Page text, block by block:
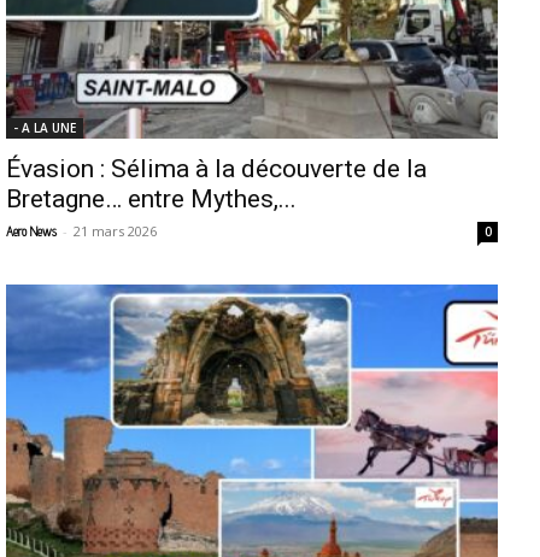
- A LA UNE
Évasion : Sélima à la découverte de la
Bretagne… entre Mythes,...
Aero News - 21 mars 2026 0